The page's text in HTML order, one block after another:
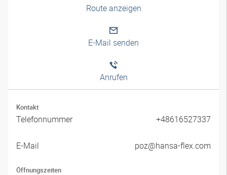
Route anzeigen
E-Mail senden
Anrufen
Kontakt
Telefonnummer +48616527337
E-Mail poz@hansa-flex.com
Öffnungszeiten